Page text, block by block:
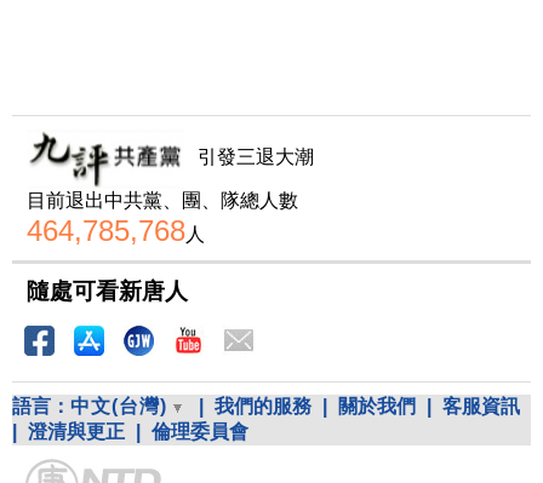
引發三退大潮
目前退出中共黨、團、隊總人數
464,785,768人
隨處可看新唐人
語言： 中文(台灣) 我們的服務 關於我們
客服資訊
澄清與更正 倫理委員會